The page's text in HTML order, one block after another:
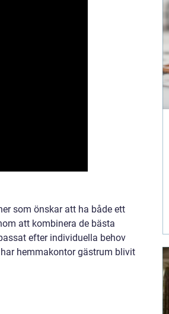
som önskar att ha både ett
att kombinera de bästa
efter individuella behov
hemmakontor gästrum blivit